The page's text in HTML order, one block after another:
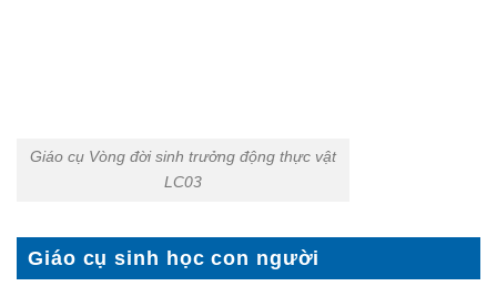
Giáo cụ Vòng đời sinh trưởng động thực vật
LC03
Giáo cụ sinh học con người